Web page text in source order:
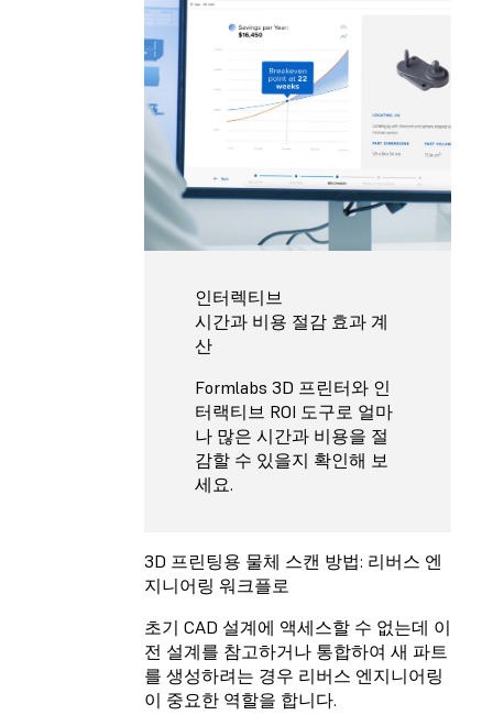
인터렉티브
시간과 비용 절감 효과 계
산
Formlabs 3D 프린터와 인
터랙티브 ROI 도구로 얼마
나 많은 시간과 비용을 절
감할 수 있을지 확인해 보
세요.
3D 프린팅용 물체 스캔 방법: 리버스 엔
지니어링 워크플로
초기 CAD 설계에 액세스할 수 없는데 이
전 설계를 참고하거나 통합하여 새 파트
를 생성하려는 경우 리버스 엔지니어링
이 중요한 역할을 합니다.